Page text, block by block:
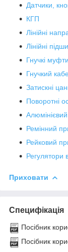
Датчики,
КГП
Лінійні
Лінійні
Гнучкі муфти
Гнучкий
Затискні
Поворотні
Ремінний
Рейковий
Регулятори
Приховати
Специфікація
Посібник
Посібник